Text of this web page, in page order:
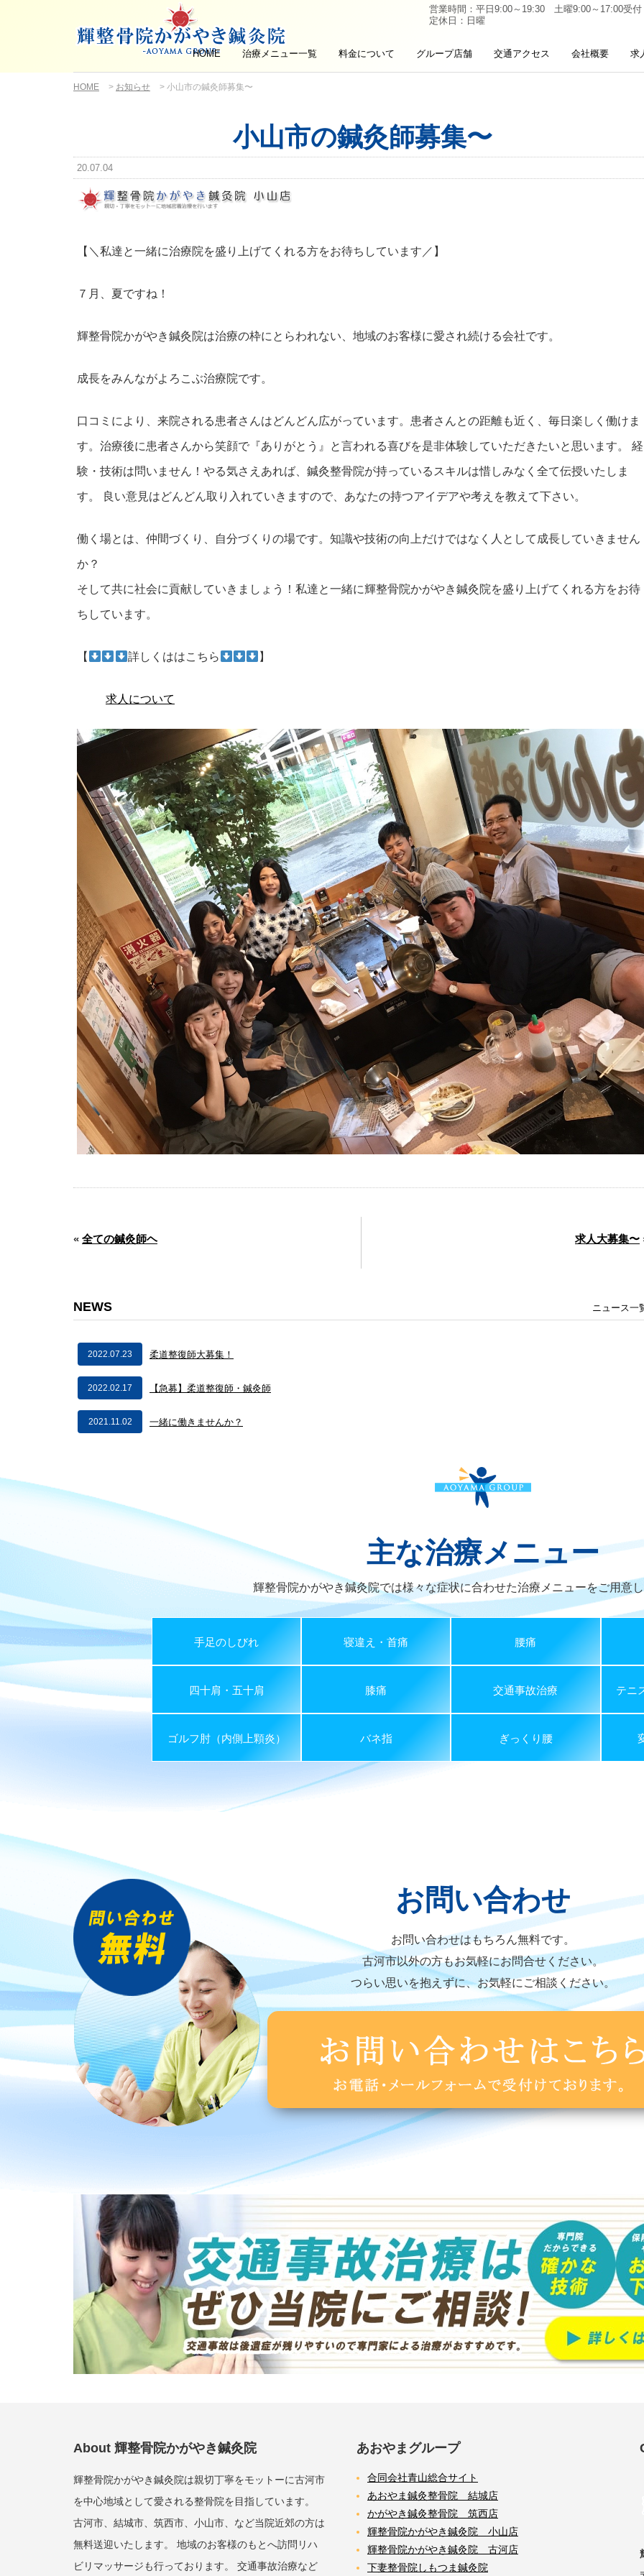
営業時間：平日9:00～19:30 土曜9:00～17:00受付
定休日：日曜
HOME 治療メニュー一覧 料金について グループ店舗 交通アクセス 会社概要 求
HOME > お知らせ > 小山市の鍼灸師募集〜
小山市の鍼灸師募集〜
20.07.04
【＼私達と一緒に治療院を盛り上げてくれる方をお待ちしています／】
７月、夏ですね！
輝整骨院かがやき鍼灸院は治療の枠にとらわれない、地域のお客様に愛され続ける会社です。
成長をみんながよろこぶ治療院です。
口コミにより、来院される患者さんはどんどん広がっています。患者さんとの距離も近く、毎日楽しく働けま
す。治療後に患者さんから笑顔で『ありがとう』と言われる喜びを是非体験していただきたいと思います。 経
験・技術は問いません！やる気さえあれば、鍼灸整骨院が持っているスキルは惜しみなく全て伝授いたしま
す。 良い意見はどんどん取り入れていきますので、あなたの持つアイデアや考えを教えて下さい。
働く場とは、仲間づくり、自分づくりの場です。知識や技術の向上だけではなく人として成長していきません
か？
そして共に社会に貢献していきましょう！私達と一緒に輝整骨院かがやき鍼灸院を盛り上げてくれる方をお待
ちしています。
【 詳しくははこちら 】
求人について
« 全ての鍼灸師ヘ 求人大募集〜
NEWS ニュース一
2022.07.23 柔道整復師大募集！
2022.02.17 【急募】柔道整復師・鍼灸師
2021.11.02 一緒に働きませんか？
主な治療メニュー
輝整骨院かがやき鍼灸院では様々な症状に合わせた治療メニューをご用意
手足のしびれ 寝違え・首痛 腰痛
四十肩・五十肩 膝痛 交通事故治療 テニ
ゴルフ肘（内側上顆炎） バネ指 ぎっくり腰
お問い合わせ
お問い合わせはもちろん無料です。
古河市以外の方もお気軽にお問合せください。
つらい思いを抱えずに、お気軽にご相談ください。
About 輝整骨院かがやき鍼灸院
輝整骨院かがやき鍼灸院は親切丁寧をモットーに古河市
を中心地域として愛される整骨院を目指しています。
古河市、結城市、筑西市、小山市、など当院近郊の方は
無料送迎いたします。 地域のお客様のもとへ訪問リハ
ビリマッサージも行っております。 交通事故治療など
あおやまグループ
合同会社青山総合サイト
あおやま鍼灸整骨院 結城店
かがやき鍼灸整骨院 筑西店
輝整骨院かがやき鍼灸院 小山店
輝整骨院かがやき鍼灸院 古河店
下妻整骨院しもつま鍼灸院